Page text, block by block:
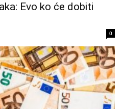
Evo ko će dobiti
0